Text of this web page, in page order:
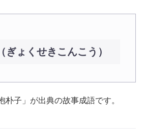
ぎょくせきこんこう）
朴子」が出典の故事成語です。